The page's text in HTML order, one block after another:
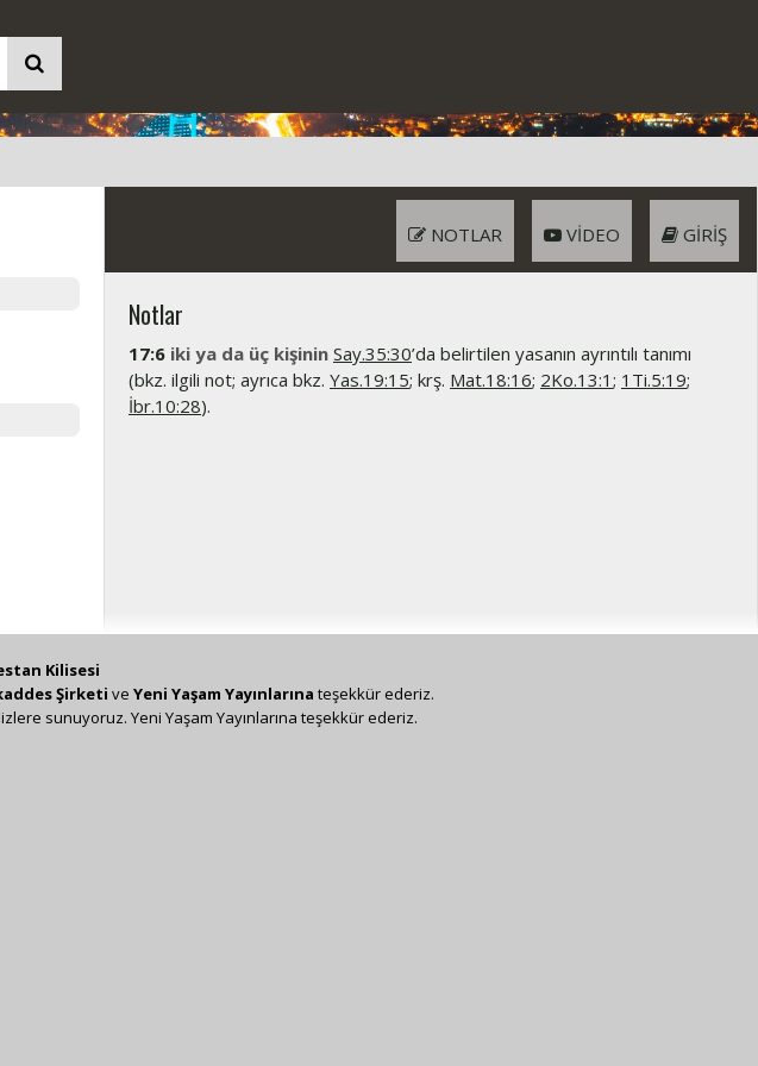
GIRIŞ
VIDEO
NOTLAR
Notlar
17:6 iki ya da üç kişinin Say.35:30’da belirtilen yasanın ayrıntılı tanımı
(bkz. ilgili not; ayrıca bkz. Yas.19:15; krş. Mat.18:16; 2Ko.13:1 ; 1Ti.5:19;
İbr.10:28).
Kilisesi
Şirketi ve Yeni Yaşam Yayınlarına teşekkür ederiz.
sunuyoruz. Yeni Yaşam Yayınlarına teşekkür ederiz.